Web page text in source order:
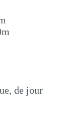
de jour